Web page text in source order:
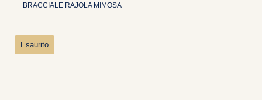
Casa
Idee Regalo
BRACCIALE RAJOLA MIMOSA
Esaurito